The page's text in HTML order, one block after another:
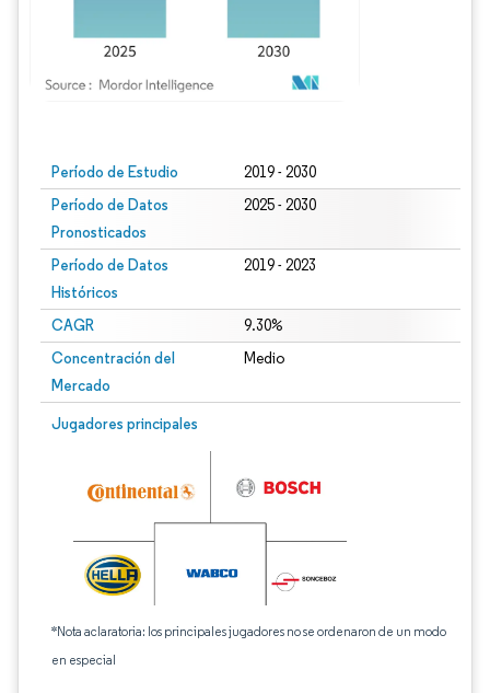
Período de Estudio 2019 - 2030
Período de Datos
Pronosticados
2025 - 2030
Período de Datos
Históricos
2019 - 2023
CAGR 9.30%
Concentración del
Mercado
Medio
Jugadores principales
*Nota aclaratoria: los principales jugadores no se ordenaron de un modo
en especial